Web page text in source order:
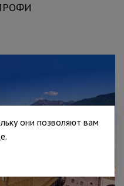
они позволяют вам